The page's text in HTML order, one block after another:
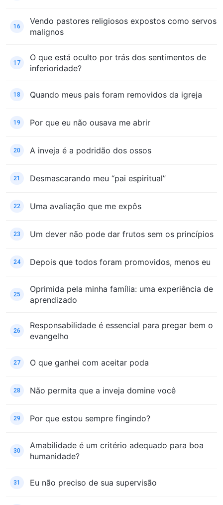
16
Vendo pastores religiosos expostos como servos
malignos
17
O que está oculto por trás dos sentimentos de
inferioridade?
18 Quando meus pais foram removidos da igreja
19 Por que eu não ousava me abrir
20 A inveja é a podridão dos ossos
21 Desmascarando meu “pai espiritual”
22 Uma avaliação que me expôs
23 Um dever não pode dar frutos sem os princípios
24 Depois que todos foram promovidos, menos eu
25
Oprimida pela minha família: uma experiência de
aprendizado
26
Responsabilidade é essencial para pregar bem o
evangelho
27 O que ganhei com aceitar poda
28 Não permita que a inveja domine você
29 Por que estou sempre fingindo?
30
Amabilidade é um critério adequado para boa
humanidade?
31 Eu não preciso de sua supervisão